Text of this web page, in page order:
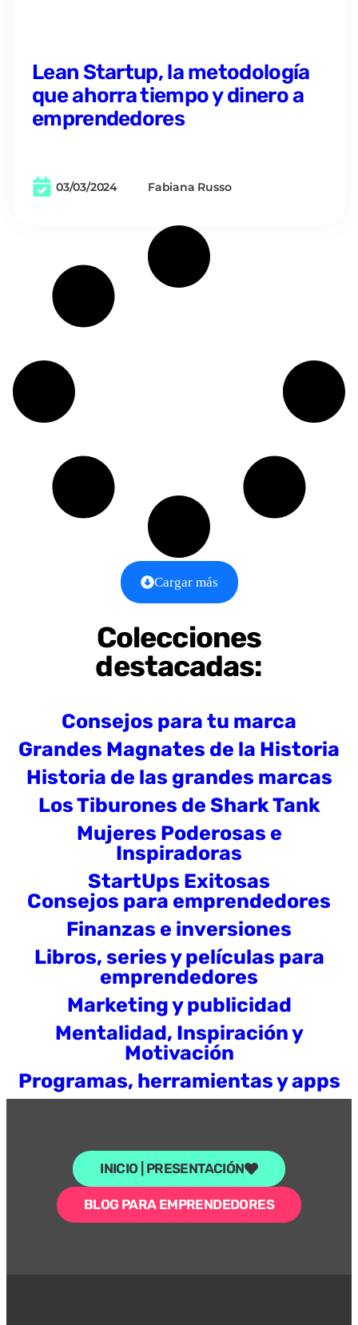
Lean Startup, la metodología
que ahorra tiempo y dinero a
emprendedores
03/03/2024 Fabiana Russo
Cargar más
Colecciones
destacadas:
Consejos para tu marca
Grandes Magnates de la Historia
Historia de las grandes marcas
Los Tiburones de Shark Tank
Mujeres Poderosas e
Inspiradoras
StartUps Exitosas
Consejos para emprendedores
Finanzas e inversiones
Libros, series y películas para
emprendedores
Marketing y publicidad
Mentalidad, Inspiración y
Motivación
Programas, herramientas y apps
INICIO | PRESENTACIÓN
BLOG PARA EMPRENDEDORES